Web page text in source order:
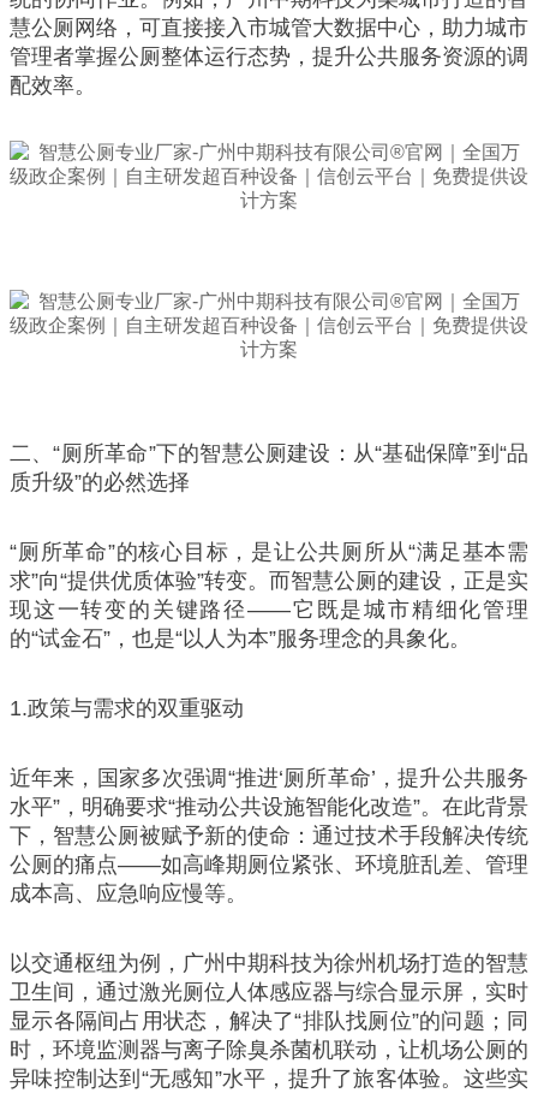
慧公厕网络，可直接接入市城管大数据中心，助力城市
管理者掌握公厕整体运行态势，提升公共服务资源的调
配效率。
二、“厕所革命”下的智慧公厕建设：从“基础保障”到“品
质升级”的必然选择
“厕所革命”的核心目标，是让公共厕所从“满足基本需
求”向“提供优质体验”转变。而智慧公厕的建设，正是实
现这一转变的关键路径——它既是城市精细化管理
的“试金石”，也是“以人为本”服务理念的具象化。
1.政策与需求的双重驱动
近年来，国家多次强调“推进‘厕所革命’，提升公共服务
水平”，明确要求“推动公共设施智能化改造”。在此背景
下，智慧公厕被赋予新的使命：通过技术手段解决传统
公厕的痛点——如高峰期厕位紧张、环境脏乱差、管理
成本高、应急响应慢等。
以交通枢纽为例，广州中期科技为徐州机场打造的智慧
卫生间，通过激光厕位人体感应器与综合显示屏，实时
显示各隔间占用状态，解决了“排队找厕位”的问题；同
时，环境监测器与离子除臭杀菌机联动，让机场公厕的
异味控制达到“无感知”水平，提升了旅客体验。这些实